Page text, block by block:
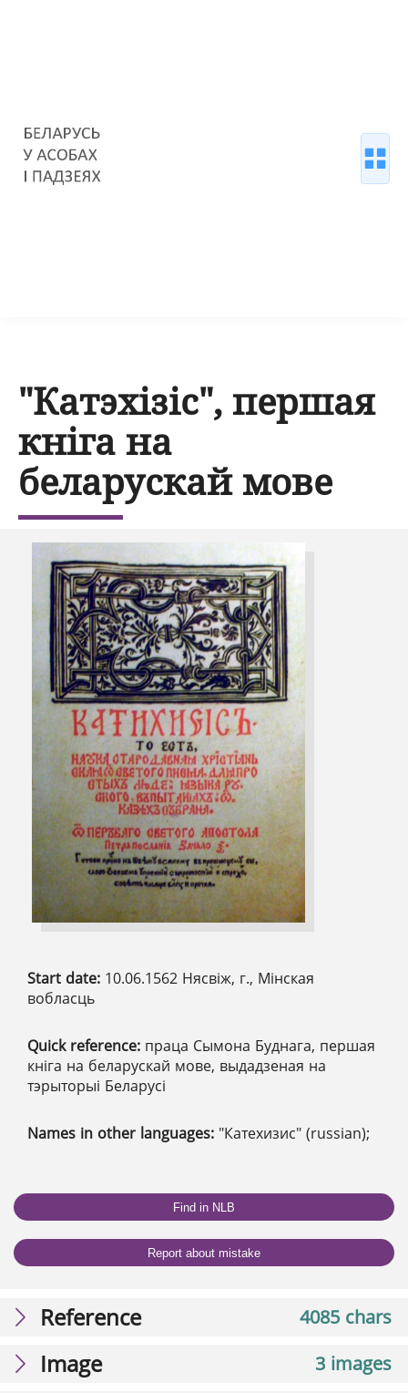
"Катэхізіс", першая
кніга на
беларускай мове
Start date: 10.06.1562 Нясвіж, г., Мінская
вобласць
Quick reference: праца Сымона Буднага, першая
кніга на беларускай мове, выдадзеная на
тэрыторыі Беларусі
Names in other languages: "Катехизис" (russian);
Find in NLB
Report about mistake
4085 chars
Reference
3 images
Image